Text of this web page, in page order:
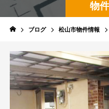
物
ブログ 松山市物件情報